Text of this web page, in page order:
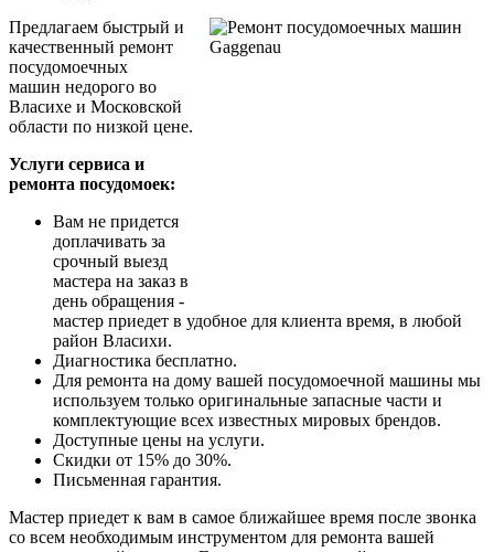
Предлагаем быстрый и
качественный ремонт
посудомоечных
машин недорого во
Власихе и Московской
области по низкой цене.
Услуги сервиса и
ремонта посудомоек:
Вам не придется
доплачивать за
срочный выезд
мастера на заказ в
день обращения -
мастер приедет в удобное для клиента время, в любой
район Власихи.
Диагностика бесплатно.
Для ремонта на дому вашей посудомоечной машины мы
используем только оригинальные запасные части и
комплектующие всех известных мировых брендов.
Доступные цены на услуги.
Скидки от 15% до 30%.
Письменная гарантия.
Мастер приедет к вам в самое ближайшее время после звонка
со всем необходимым инструментом для ремонта вашей